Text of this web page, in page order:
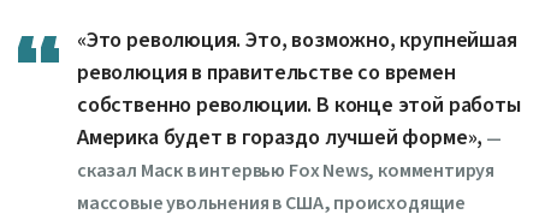
«Это революция. Это, возможно, крупнейшая
революция в правительстве со времен
собственно революции. В конце этой работы
Америка будет в гораздо лучшей форме», —
сказал Маск в интервью Fox News, комментируя
массовые увольнения в США, происходящие